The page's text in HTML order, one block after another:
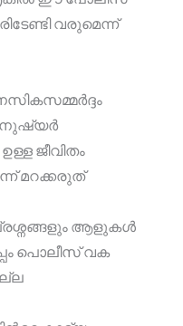
വരുമെന്ന്
ജീവിതം
മറക്കരുത്
ആളുകൾ
പൊലീസ് വക